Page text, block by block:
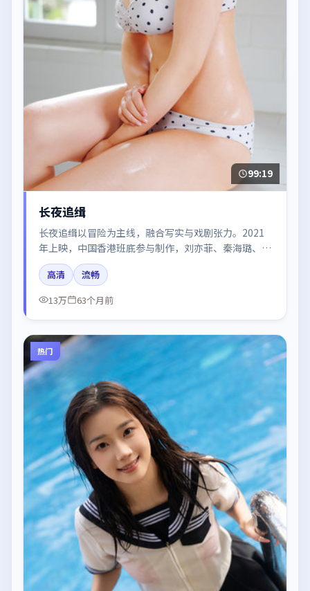
99:19
长夜追缉
长夜追缉以冒险为主线，融合写实与戏剧张力。2021
年上映，中国香港班底参与制作，刘亦菲、秦海璐、肖
战在片中呈现细腻表演，影像风格统一，配乐与剪辑强
化了情绪曲线。
高清
流畅
13万
63个月前
热门